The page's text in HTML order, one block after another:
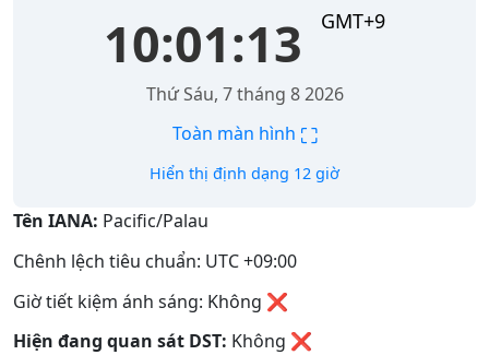
10:01:13 GMT+9
Thứ Sáu, 7 tháng 8 2026
Toàn màn hình ⛶
Hiển thị định dạng 12 giờ
Tên IANA: Pacific/Palau
Chênh lệch tiêu chuẩn: UTC +09:00
Giờ tiết kiệm ánh sáng: Không ❌
Hiện đang quan sát DST: Không ❌